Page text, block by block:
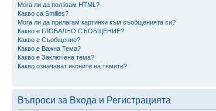
Мога ли да ползвам HTML?
Какво са Smilies?
Мога ли да прилагам картинки към съобщенията си?
Какво е ГЛОБАЛНО СЪОБЩЕНИЕ?
Какво е Съобщение?
Какво е Важна Тема?
Какво е Заключена тема?
Какво означават иконите на темите?
Въпроси за Входа и Регистрацията